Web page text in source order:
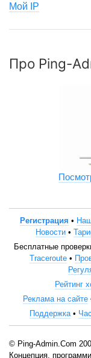
Мой IP
Про Ping-
Регистрация •
Новости •
Бесплатные
Traceroute •
Рейтинг
Реклама на сайте
Поддержка•
© Ping-Admin.Com
Концепция,